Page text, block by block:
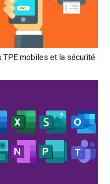
mobiles et la sécurité